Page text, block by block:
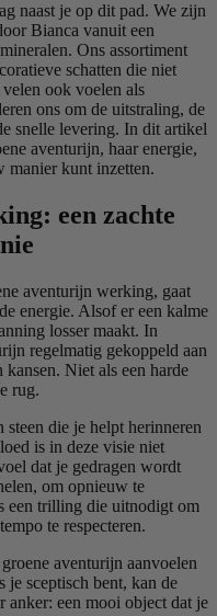
naast je op dit pad. We zijn
Bianca vanuit een
Ons assortiment
schatten die niet
ook voelen als
ons om de uitstraling, de
snelle levering. In dit artikel
aventurijn, haar energie,
manier kunt inzetten.
een zachte
aventurijn werking, gaat
energie. Alsof er een kalme
losser maakt. In
regelmatig gekoppeld aan
Niet als een harde
rug.
die je helpt herinneren
is in deze visie niet
dat je gedragen wordt
om opnieuw te
een trilling die uitnodigt om
te respecteren.
aventurijn aanvoelen
je sceptisch bent, kan de
anker: een mooi object dat je